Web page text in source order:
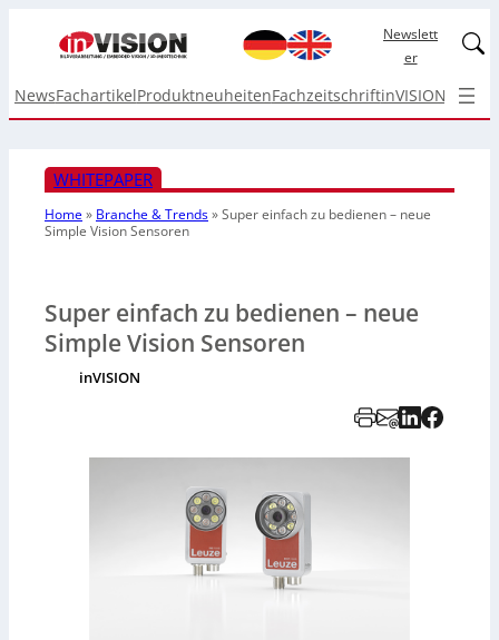
Newslett
er
NewsFachartikelProduktneuheitenFachzeitschriftinVISION Top
WHITEPAPER
Home» Branche & Trends»Super einfach zu bedienen – neue
Simple Vision Sensoren
Super einfach zu bedienen – neue
Simple Vision Sensoren
inVISION